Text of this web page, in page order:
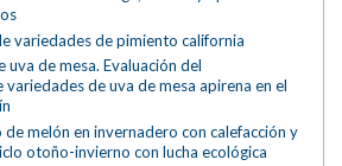
variedades de pimiento california
de mesa. Evaluación del
de uva de mesa apirena en el
melón en invernadero con calefacción y
otoño-invierno con lucha ecológica